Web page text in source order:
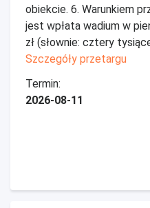
obiekcie. 6. Warunkiem
jest wpłata wadium w
zł (słownie: cztery
Szczegóły przetargu
Termin:
2026-08-11